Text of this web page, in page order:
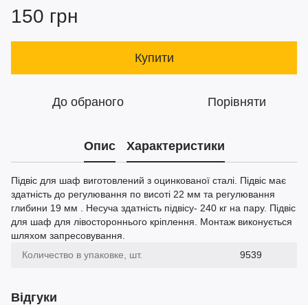
150 грн
Купити
До обраного Порівняти
Опис Характеристики
Підвіс для шаф виготовлений з оцинкованої сталі. Підвіс має
здатність до регулювання по висоті 22 мм та регулювання
глибини 19 мм . Несуча здатність підвісу- 240 кг на пару. Підвіс
для шаф для лівостороннього кріплення. Монтаж виконується
шляхом запресовування.
Количество в упаковке, шт.
9539
Відгуки